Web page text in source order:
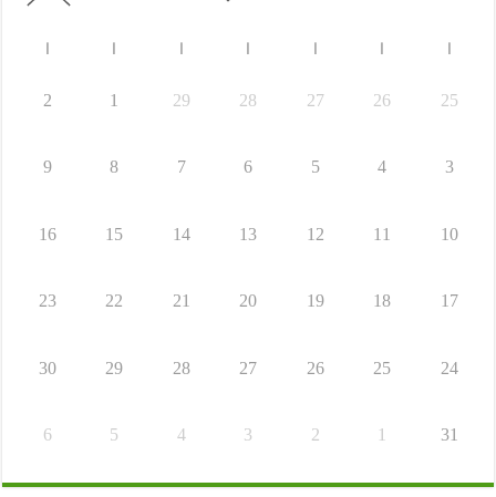
25
26
27
28
29
1
2
3
4
5
6
7
8
9
10
11
12
13
14
15
16
17
18
19
20
21
22
23
24
25
26
27
28
29
30
31
1
2
3
4
5
6